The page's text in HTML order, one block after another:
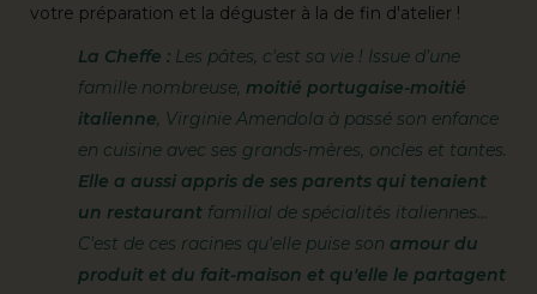
votre préparation et la déguster à la de fin d'atelier !
La Cheffe : Les pâtes, c'est sa vie ! Issue d’une
famille nombreuse, moitié portugaise-moitié
italienne, Virginie Amendola à passé son enfance
en cuisine avec ses grands-mères, oncles et tantes.
Elle a aussi appris de ses parents qui tenaient
un restaurant familial de spécialités italiennes…
C'est de ces racines qu'elle puise son amour du
produit et du fait-maison et qu'elle le partagent